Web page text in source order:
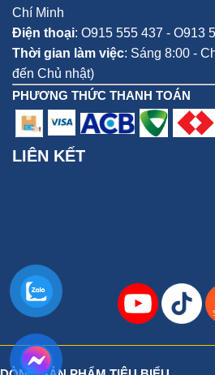
Chí Minh
Điện thoại: O915 555 437 - O913
Thời gian làm việc: Sáng 8:00 -
đến Chủ nhật)
PHƯƠNG THỨC THANH TOÁN
LIÊN KẾT